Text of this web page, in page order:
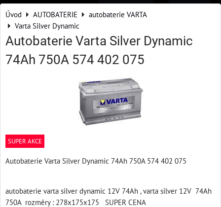
Úvod AUTOBATERIE
autobaterie VARTA
Varta Silver Dynamic
Autobaterie Varta Silver Dynamic
74Ah 750A 574 402 075
SUPER AKCE
Autobaterie Varta Silver Dynamic 74Ah 750A 574 402 075
autobaterie varta silver dynamic 12V 74Ah , varta silver 12V 74Ah
750A rozměry : 278x175x175 SUPER CENA